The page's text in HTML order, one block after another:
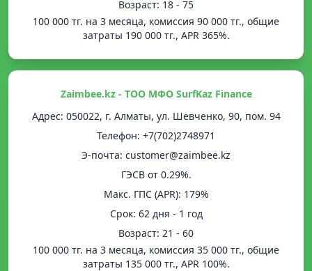
Возраст: 18 - 75
100 000 тг. на 3 месяца, комиссия 90 000 тг., общие
затраты 190 000 тг., APR 365%.
Zaimbee.kz - ТОО МФО SurfKaz Finance
Адрес: 050022, г. Алматы, ул. Шевченко, 90, пом. 94
Телефон: +7(702)2748971
Э-почта: customer@zaimbee.kz
ГЭСВ от 0.29%.
Mакс. ГПС (APR): 179%
Срок: 62 дня - 1 год
Возраст: 21 - 60
100 000 тг. на 3 месяца, комиссия 35 000 тг., общие
затраты 135 000 тг., APR 100%.